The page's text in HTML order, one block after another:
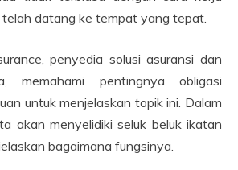
datang ke tempat yang tepat.
penyedia solusi asuransi dan
memahami pentingnya obligasi
untuk menjelaskan topik ini. Dalam
akan menyelidiki seluk beluk ikatan
bagaimana fungsinya.